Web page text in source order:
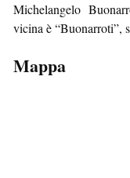
Michelangelo
vicina è “Buonarroti”,
Mappa